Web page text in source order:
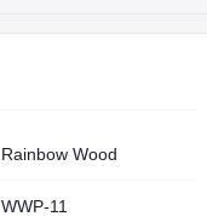
Rainbow Wood
WWP-11